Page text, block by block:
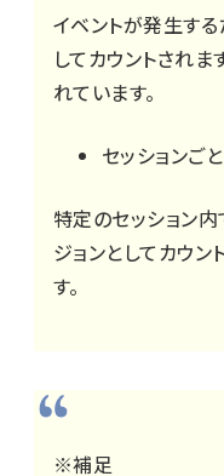
イベントが発生す
してカウントされま
れています。
セッションご
特定のセッション
ジョンとしてカウ
す。
※補足